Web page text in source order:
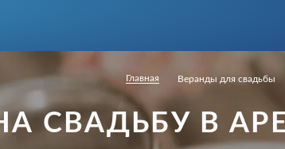
Главная Веранды для свадьбы
СВАДЬБУ В